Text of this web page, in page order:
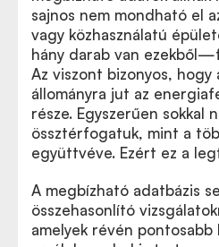
sajnos nem mondható el
vagy közhasználatú
hány darab van
Az viszont bizonyos, hogy
állományra jut az
része. Egyszerűen sokkal
össztérfogatuk, mint a
együttvéve. Ezért ez a
A megbízható adatbázis
összehasonlító
amelyek révén